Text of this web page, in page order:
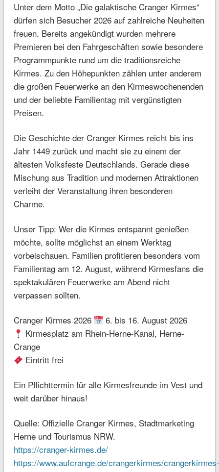
Unter dem Motto „Die galaktische Cranger Kirmes“
dürfen sich Besucher 2026 auf zahlreiche Neuheiten
freuen. Bereits angekündigt wurden mehrere
Premieren bei den Fahrgeschäften sowie besondere
Programmpunkte rund um die traditionsreiche
Kirmes. Zu den Höhepunkten zählen unter anderem
die großen Feuerwerke an den Kirmeswochenenden
und der beliebte Familientag mit vergünstigten
Preisen.
Die Geschichte der Cranger Kirmes reicht bis ins
Jahr 1449 zurück und macht sie zu einem der
ältesten Volksfeste Deutschlands. Gerade diese
Mischung aus Tradition und modernen Attraktionen
verleiht der Veranstaltung ihren besonderen
Charme.
Unser Tipp: Wer die Kirmes entspannt genießen
möchte, sollte möglichst an einem Werktag
vorbeischauen. Familien profitieren besonders vom
Familientag am 12. August, während Kirmesfans die
spektakulären Feuerwerke am Abend nicht
verpassen sollten.
Cranger Kirmes 2026
6. bis 16. August 2026
Kirmesplatz am Rhein-Herne-Kanal, Herne-
Crange
Eintritt frei
Ein Pflichttermin für alle Kirmesfreunde im Vest und
weit darüber hinaus!
Quelle: Offizielle Cranger Kirmes, Stadtmarketing
Herne und Tourismus NRW.
https://cranger-kirmes.de/
https://www.aufcrange.de/crangerkirmes/crangerkirmes-